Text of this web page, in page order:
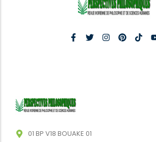
01 BP V18 BOUAKE 01